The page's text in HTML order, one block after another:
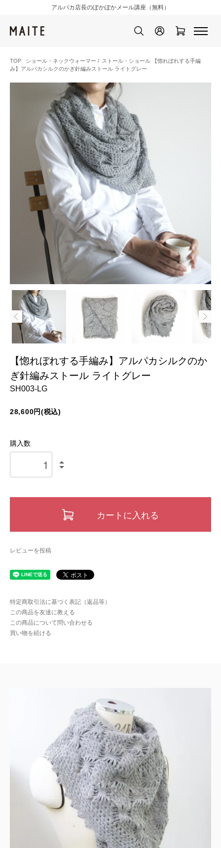
アルパカ店長のぽかぽかメール講座（無料）
TOP ショール・ネックウォーマー / ストール・ショール
【惚れぼれする手編
み】アルパカシルクのかぎ針編みストール ライトグレー
【惚れぼれする手編み】アルパカシルクのか
ぎ針編みストール ライトグレー
SH003-LG
28,600円(税込)
購入数
カートに入れる
レビューを投稿
特定商取引法に基づく表記（返品等）
この商品を友達に教える
この商品について問い合わせる
買い物を続ける